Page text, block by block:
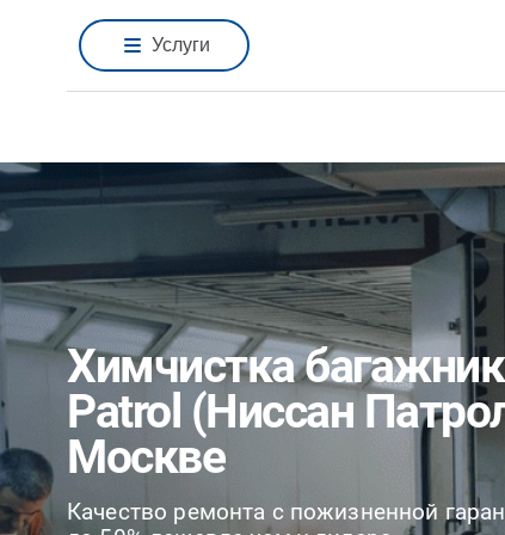
Услуги
Химчистка
Patrol (Ниссан
Москве
Качество ремонта с пожизненной